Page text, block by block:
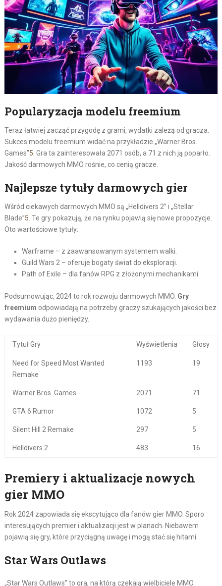
Popularyzacja modelu freemium
Teraz łatwiej zacząć przygodę z grami, wydatki zależą od gracza.
Sukces modelu freemium widać na przykładzie „Warner Bros.
Games”5 . Gra ta zainteresowała 2071 osób, a 71 z nich ją poparło.
Jakość darmowych MMO rośnie, co cenią gracze.
Najlepsze tytuły darmowych gier
Wśród ciekawych darmowych MMO są „Helldivers 2” i „Stellar
Blade”5 . Te gry pokazują, że na rynku pojawią się nowe propozycje.
Oto wartościowe tytuły:
Warframe – z zaawansowanym systemem walki.
Guild Wars 2 – oferuje bogaty świat do eksploracji.
Path of Exile – dla fanów RPG z złożonymi mechanikami.
Podsumowując, 2024 to rok rozwoju darmowych MMO. Gry
freemium odpowiadają na potrzeby graczy szukających jakości bez
wydawania dużo pieniędzy.
Tytuł Gry Wyświetlenia Głosy
Need for Speed Most Wanted
Remake
1193 19
Warner Bros. Games 2071 71
GTA 6 Rumor 1072 5
Silent Hill 2 Remake 297 5
Helldivers 2 483 16
Premiery i aktualizacje nowych
gier MMO
Rok 2024 zapowiada się ekscytująco dla fanów gier MMO. Sporo
interesujących premier i aktualizacji jest w planach. Niebawem
pojawią się gry, które przyciągną uwagę i mogą stać się hitami.
Star Wars Outlaws
„Star Wars Outlaws” to gra, na którą czekają wielbiciele MMO.